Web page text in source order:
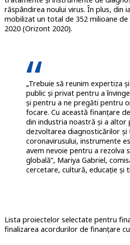
răspândirea noului virus. În plus, din
mobilizat un total de 352 milioane
2020 (Orizont 2020).
„Trebuie să reunim expertiza
public și privat pentru a
și pentru a ne pregăti pentru
focare. Cu această finanțare
din industria noastră și a altor
dezvoltarea diagnosticărilor
coronavirusului, instrumente
avem nevoie pentru a rezolva
globală”, Mariya Gabriel,
cercetare, cultură, educație și
Lista proiectelor selectate pentru
finalizarea acordurilor de finanțare